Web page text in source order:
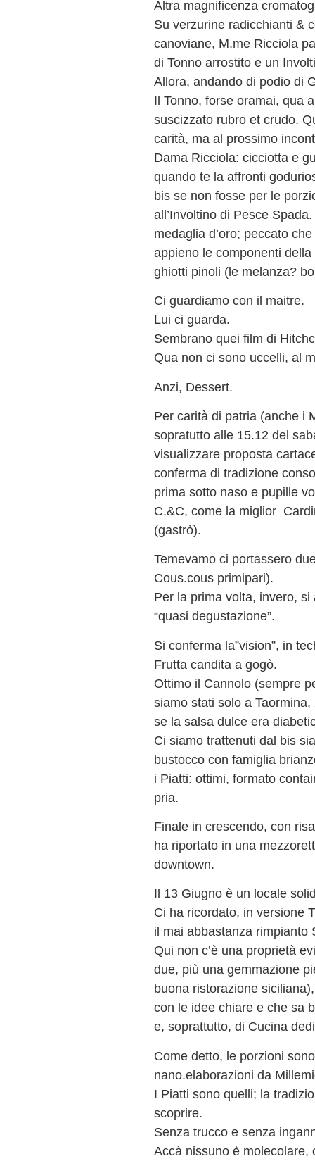
Altra magnificenza
Su verzurine radicchianti &
canoviane, M.me Ricciola
di Tonno arrostito e un
Allora, andando di podio di
Il Tonno, forse oramai, qua
suscizzato rubro et crudo.
carità, ma al prossimo
Dama Ricciola: cicciotta e
quando te la affronti
bis se non fosse per le
all’Involtino di Pesce
medaglia d’oro; peccato
appieno le componenti
ghiotti pinoli (le melanza?
Ci guardiamo con il maitre.
Lui ci guarda.
Sembrano quei film di
Qua non ci sono uccelli, al
Anzi, Dessert.
Per carità di patria (anche i
sopratutto alle 15.12 del
visualizzare proposta
conferma di tradizione
prima sotto naso e pupille
C.&C, come la miglior
(gastrò).
Temevamo ci portassero
Cous.cous primipari).
Per la prima volta, invero,
“quasi degustazione”.
Si conferma la”vision”, in
Frutta candita a gogò.
Ottimo il Cannolo (sempre
siamo stati solo a
se la salsa dulce era
Ci siamo trattenuti dal bis
bustocco con famiglia
i Piatti: ottimi, formato
pria.
Finale in crescendo, con
ha riportato in una
downtown.
Il 13 Giugno è un locale
Ci ha ricordato, in versione
il mai abbastanza rimpianto
Qui non c’è una proprietà
due, più una gemmazione
buona ristorazione
con le idee chiare e che sa
e, soprattutto, di Cucina
Come detto, le porzioni
nano.elaborazioni da
I Piatti sono quelli; la
scoprire.
Senza trucco e senza
Accà nissuno è molecolare,